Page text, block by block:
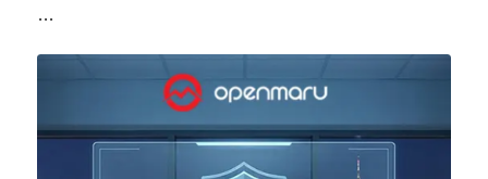
…